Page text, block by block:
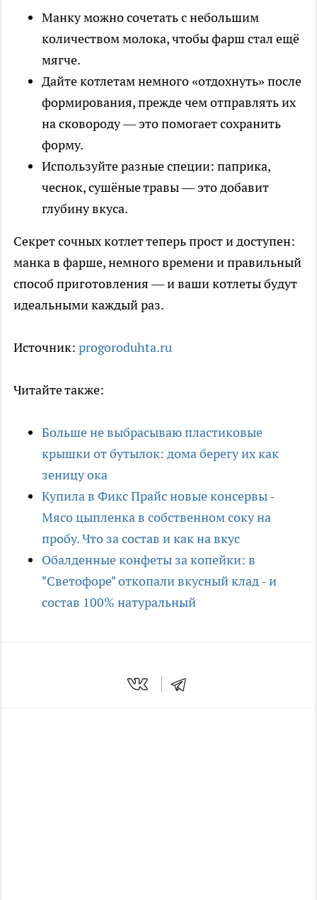
Манку можно сочетать с небольшим
количеством молока, чтобы фарш стал ещё
мягче.
Дайте котлетам немного «отдохнуть» после
формирования, прежде чем отправлять их
на сковороду — это помогает сохранить
форму.
Используйте разные специи: паприка,
чеснок, сушёные травы — это добавит
глубину вкуса.
Секрет сочных котлет теперь прост и доступен:
манка в фарше, немного времени и правильный
способ приготовления — и ваши котлеты будут
идеальными каждый раз.
Источник: progoroduhta.ru
Читайте также:
Больше не выбрасываю пластиковые
крышки от бутылок: дома берегу их как
зеницу ока
Купила в Фикс Прайс новые консервы -
Мясо цыпленка в собственном соку на
пробу. Что за состав и как на вкус
Обалденные конфеты за копейки: в
"Светофоре" откопали вкусный клад - и
состав 100% натуральный